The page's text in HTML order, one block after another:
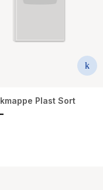
Plast Sort